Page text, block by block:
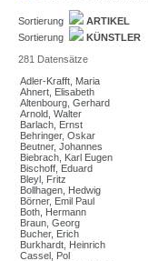
Sortierung
ARTIKEL
Sortierung
KÜNSTLER
281 Datensätze
Adler-Krafft, Maria
Ahnert, Elisabeth
Altenbourg, Gerhard
Arnold, Walter
Barlach, Ernst
Behringer, Oskar
Beutner, Johannes
Biebrach, Karl Eugen
Bischoff, Eduard
Bleyl, Fritz
Bollhagen, Hedwig
Börner, Emil Paul
Both, Hermann
Braun, Georg
Bucher, Erich
Burkhardt, Heinrich
Cassel, Pol